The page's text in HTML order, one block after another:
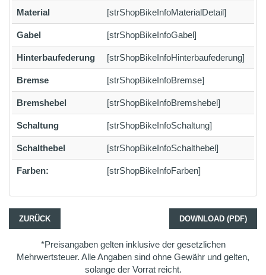
Material [strShopBikeInfoMaterialDetail]
Gabel [strShopBikeInfoGabel]
Hinterbaufederung [strShopBikeInfoHinterbaufederung]
Bremse [strShopBikeInfoBremse]
Bremshebel [strShopBikeInfoBremshebel]
Schaltung [strShopBikeInfoSchaltung]
Schalthebel [strShopBikeInfoSchalthebel]
Farben: [strShopBikeInfoFarben]
ZURÜCK DOWNLOAD (PDF)
*Preisangaben gelten inklusive der gesetzlichen
Mehrwertsteuer. Alle Angaben sind ohne Gewähr und gelten,
solange der Vorrat reicht.